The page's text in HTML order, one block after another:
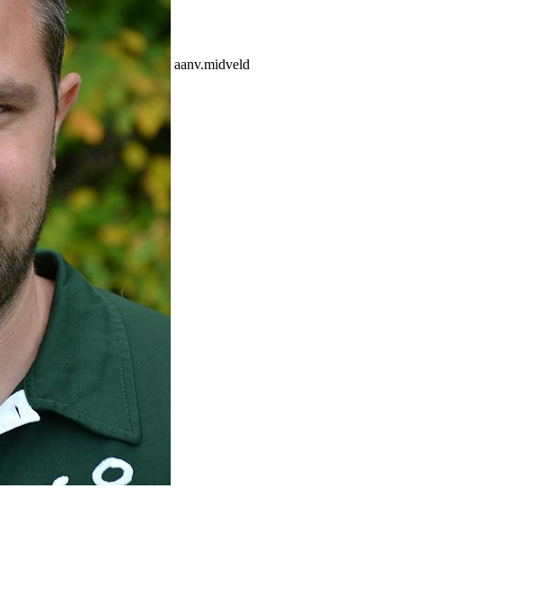
aanv.midveld